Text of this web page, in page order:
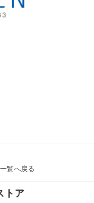
覧へ戻る
トア